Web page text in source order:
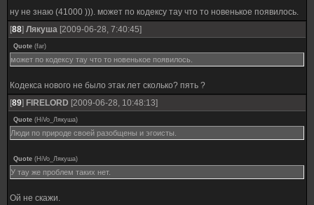
ну не знаю (41000 ))). может по кодексу тау что то новенькое появилось.
[88] Лякуша [2009-06-28, 7:40:45]
Quote (far)
может по кодексу тау что то новенькое появилось.
Кодекса нового не было этак лет сколько? пять ?
[89] FIRELORD [2009-06-28, 10:48:13]
Quote (HiVo_Лякуша)
Люди по природе своей разобщены и эгоисты.
Quote (HiVo_Лякуша)
У тау же проблем таких нет.
Ой не скажи.